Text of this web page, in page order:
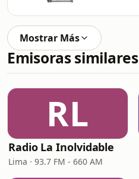
Mostrar Más
Emisoras similares
RL
Radio La Inolvidable
Lima · 93.7 FM - 660 AM